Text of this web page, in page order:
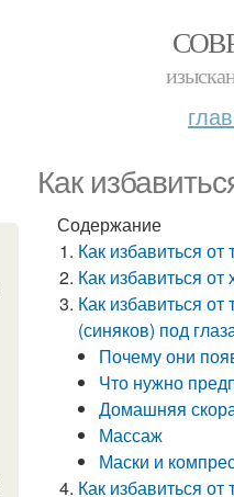
Как
Содержание
Как избавиться
Как избавиться
Как избавиться
(синяков) под
Почему они
Что нужно
Домашняя
Массаж
Маски и
Как избавиться